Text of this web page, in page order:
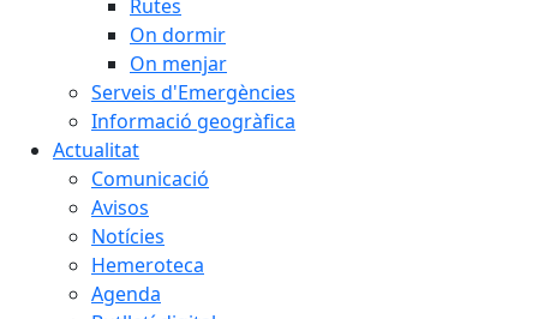
Rutes
On dormir
On menjar
Serveis d'Emergències
Informació geogràfica
Actualitat
Comunicació
Avisos
Notícies
Hemeroteca
Agenda